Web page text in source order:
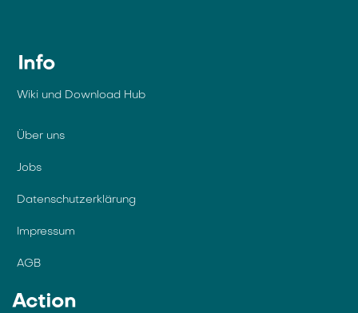
Info
Wiki und Download Hub
Über uns
Jobs
Datenschutzerklärung
Impressum
AGB
Action